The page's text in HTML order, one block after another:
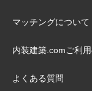
マッチングについて
内装建築.comご利
よくある質問